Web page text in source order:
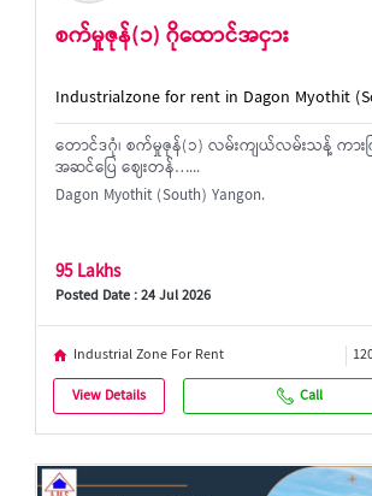
စက်မှုဇုန်(၁) ဂိုထောင်အငှား
Industrialzone for rent in Dagon Myothit
တောင်ဒဂုံ၊ စက်မှုဇုန်(၁) လမ်းကျယ်လမ်းသန့် ကာ
အဆင်ပြေ ဈေးတန်…...
Dagon Myothit (South) Yangon.
95 Lakhs
Posted Date : 24 Jul 2026
Industrial Zone For Rent
View Details Call